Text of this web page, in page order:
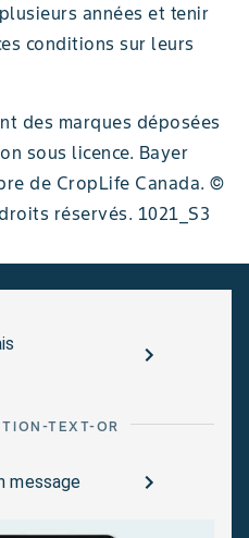
années et tenir
conditions sur leurs
des marques déposées
sous licence. Bayer
de CropLife Canada. ©
réservés. 1021_S3
TEXT-OR
message